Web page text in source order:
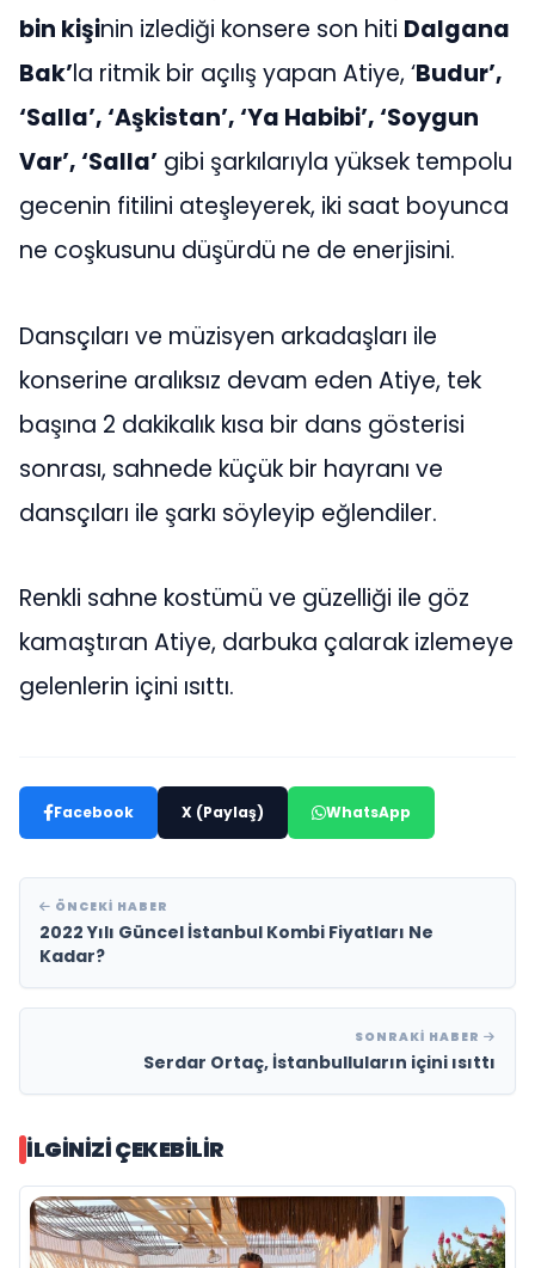
bin kişinin izlediği konsere son hiti Dalgana
Bak’la ritmik bir açılış yapan Atiye, ‘Budur’,
‘Salla’, ‘Aşkistan’, ‘Ya Habibi’, ‘Soygun
Var’, ‘Salla’ gibi şarkılarıyla yüksek tempolu
gecenin fitilini ateşleyerek, iki saat boyunca
ne coşkusunu düşürdü ne de enerjisini.
Dansçıları ve müzisyen arkadaşları ile
konserine aralıksız devam eden Atiye, tek
başına 2 dakikalık kısa bir dans gösterisi
sonrası, sahnede küçük bir hayranı ve
dansçıları ile şarkı söyleyip eğlendiler.
Renkli sahne kostümü ve güzelliği ile göz
kamaştıran Atiye, darbuka çalarak izlemeye
gelenlerin içini ısıttı.
Facebook X (Paylaş) WhatsApp
ÖNCEKI HABER
2022 Yılı Güncel İstanbul Kombi Fiyatları Ne
Kadar?
SONRAKI HABER
Serdar Ortaç, İstanbulluların içini ısıttı
İLGINIZI ÇEKEBILIR